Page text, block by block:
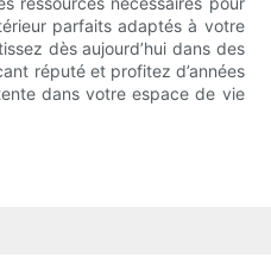
parfaits adaptés à votre
dès aujourd’hui dans des
réputé et profitez d’années
dans votre espace de vie